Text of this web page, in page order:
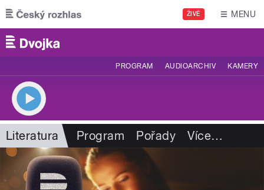
Přejít k hlavnímu obsahu
ŽIVĚ MENU
PROGRAM AUDIOARCHIV KAMERY
Literatura Program Pořady Více…